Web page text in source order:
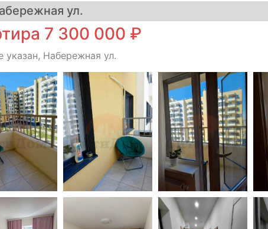
ул.
7 300 000 ₽
указан, Набережная ул.